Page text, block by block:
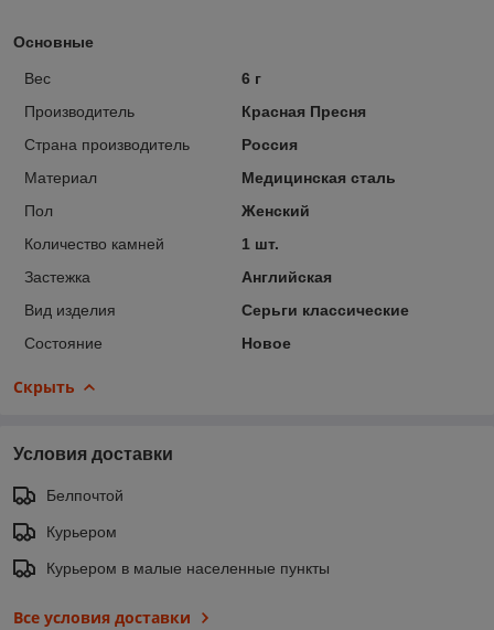
Основные
Вес
6 г
Производитель
Красная Пресня
Страна производитель
Россия
Материал
Медицинская сталь
Пол
Женский
Количество камней
1 шт.
Застежка
Английская
Вид изделия
Серьги классические
Состояние
Новое
Скрыть
Условия доставки
Белпочтой
Курьером
Курьером в малые населенные пункты
Все условия доставки